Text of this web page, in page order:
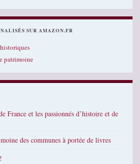
SUR AMAZON.FR
patrimoine
France et les passionnés d’histoire et de
des communes à portée de livres